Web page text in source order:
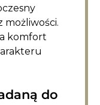
komfort
do